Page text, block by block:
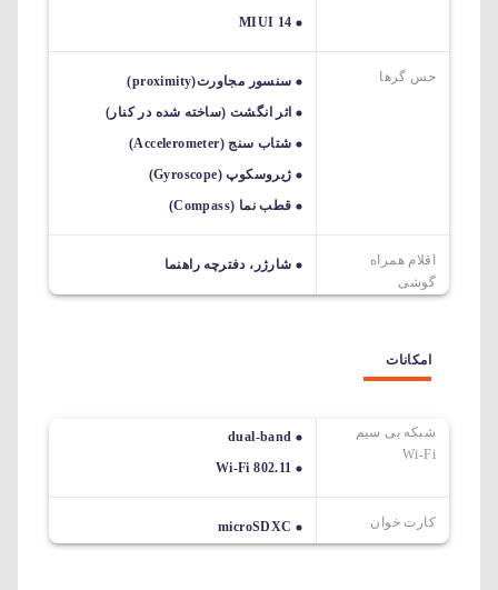
MIUI 14
حس گرها
سنسور مجاورت(proximity)
اثر انگشت (ساخته شده در کنار)
شتاب سنج (Accelerometer)
ژیروسکوپ (Gyroscope)
قطب نما (Compass)
اقلام همراه
گوشی
شارژر، دفترچه راهنما
امکانات
شبکه بی سیم
Wi-Fi
dual-band
Wi-Fi 802.11
کارت خوان microSDXC